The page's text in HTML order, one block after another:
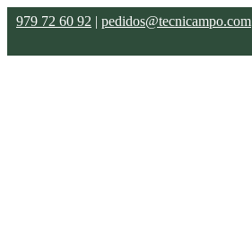
979 72 60 92 | pedidos@tecnicampo.com